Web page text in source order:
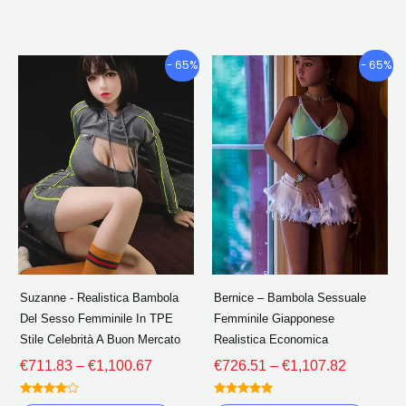
- 65%
Suzanne - Realistica Bambola
Del Sesso Femminile In TPE
Stile Celebrità A Buon Mercato
€711.83 – €1,100.67
Fascia
€711.83
Attraverso
€1,100.67
Questo
prodotto
ha
varianti.
Le
opzioni
possono
essere
nella
pagina
prodotto
- 65%
Bernice – Bambola Sessuale
Femminile Giapponese
Realistica Economica
€726.51 – €1,107.82
Fascia
prezzo:
€726.51
ha